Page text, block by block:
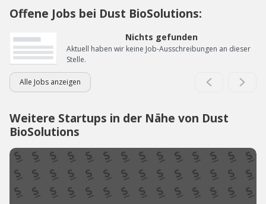
Offene Jobs bei Dust BioSolutions:
Nichts gefunden
Aktuell haben wir keine Job-Ausschreibungen an dieser
Stelle.
Alle Jobs anzeigen
Weitere Startups in der Nähe von Dust
BioSolutions